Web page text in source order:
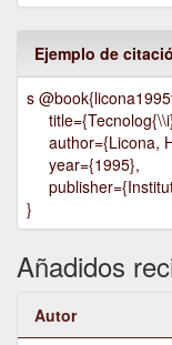
Ejemplo de
s
author={Licona,
year={1995},
}
Añadidos
Autor